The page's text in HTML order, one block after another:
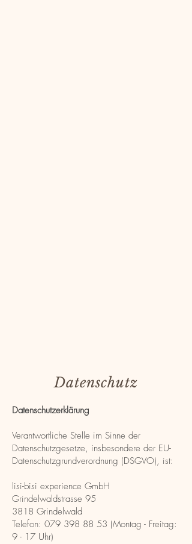
Datenschutz
Datenschutzerklärung
Verantwortliche Stelle im Sinne der
Datenschutzgesetze, insbesondere der EU-
Datenschutzgrundverordnung (DSGVO), ist:
lisi-bisi experience GmbH
Grindelwaldstrasse 95
3818 Grindelwald
Telefon: 079 398 88 53 (Montag - Freitag:
9 - 17 Uhr)